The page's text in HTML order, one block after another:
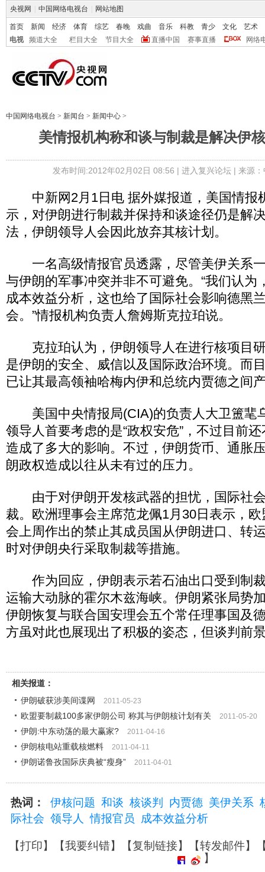
央视网 中国网络电视台 网站地图
首页 新闻 经济 体育 综艺 春晚 戏曲 音乐 科教 青少 文化
艺术
电视
频道大全 栏目大全 节目大全 直播中国 赛事直播 网络
中国网络电视台 > 新闻台 > 新闻中心 >
美情报机构称和谈与制裁是解决伊
发布时间:2012年02月02日 08:56 | 进入复兴论坛| 来源
中新网2月1日电 据外媒报道，美国情报
示，对伊朗进行制裁并保持和谈途径仍是解
法，伊朗领导人会因此放弃其核计划。
一名高级情报官员透露，尽管美伊关系
与伊朗的军事冲突并非不可避免。“我们认为
成本效益分析，这也给了国际社会影响德黑
会。”情报机构负责人詹姆斯克拉珀说。
克拉珀认为，伊朗领导人在进行核项目
是伊朗的安全、威信以及国际政治环境。而
已让其最高领袖哈梅内伊和总统内贾德之间
美国中央情报局(CIA)的负责人大卫簠靟
领导人首要考虑的是“政权安危”，不过目前
造成了多大的影响。不过，伊朗货币、通胀
朗政权造成以往从未有过的压力。
由于对伊朗开发核武器的担忧，国际社
裁。欧洲理事会主席范龙佩1月30日表示，
会上周作出的禁止其成员国从伊朗进口、转
时对伊朗央行采取制裁等措施。
作为回应，伊朗表示若石油出口受到制
运输大动脉的霍尔木兹海峡。伊朗紧张局势
伊朗恢复与联合国安理会五个常任理事国及
方虽对此也展现出了积极的姿态，但谈判前
相关报道：
伊朗破获涉美间谍网
2011-05-23
欧盟要制裁100多家伊朗公司 称其与伊朗核计划有关 2011-05-20
伊朗:中东动荡的最大赢家? 2011-04-16
伊朗核电站重载核燃料 2011-04-11
伊朗诺鲁孜国际庆典被“瘦身” 2011-04-01
热词： 伊核问题 和谈 核谈判 内贾德 美伊关系
际社会 领导人 情报官员 成本效益分析
【打印】【我要纠错】【复制链接】【转发邮件】
】